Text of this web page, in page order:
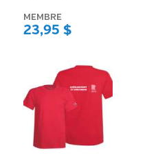
MEMBRE
23,95 $